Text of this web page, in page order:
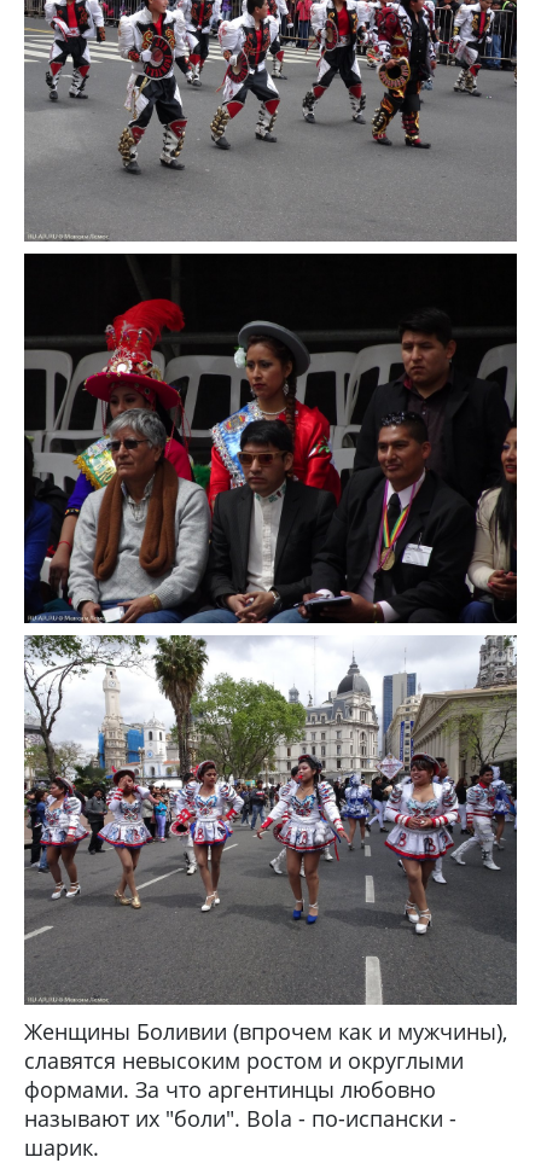
Женщины Боливии (впрочем как и мужчины),
славятся невысоким ростом и округлыми
формами. За что аргентинцы любовно
называют их "боли". Bola - по-испански -
шарик.